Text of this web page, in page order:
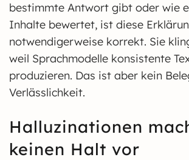
bestimmte Antwort gibt oder wie
Inhalte bewertet, ist diese
notwendigerweise korrekt. Sie
weil Sprachmodelle konsistente
produzieren. Das ist aber kein
Verlässlichkeit.
Halluzinationen
keinen Halt vor